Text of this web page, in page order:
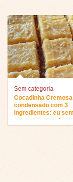
Sem categoria
Cocadinha
condensado com 3
ingredientes: eu
pra servir na